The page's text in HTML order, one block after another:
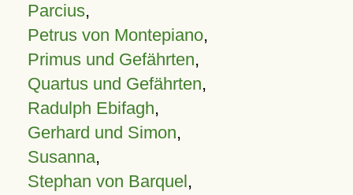
Parcius,
Petrus von Montepiano,
Primus und Gefährten,
Quartus und Gefährten,
Radulph Ebifagh,
Gerhard und Simon,
Susanna,
Stephan von Barquel,